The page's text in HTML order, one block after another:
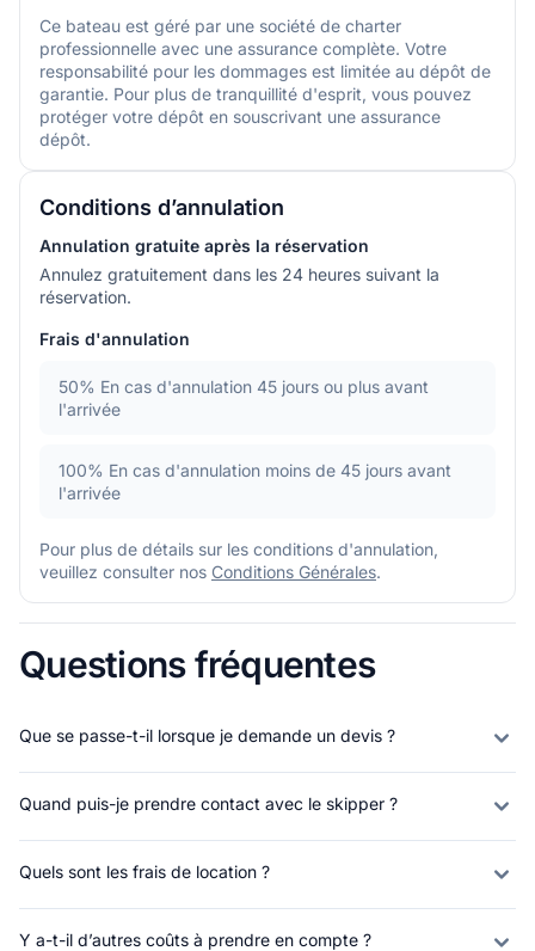
Ce bateau est géré par une société de charter
professionnelle avec une assurance complète. Votre
responsabilité pour les dommages est limitée au dépôt de
garantie. Pour plus de tranquillité d'esprit, vous pouvez
protéger votre dépôt en souscrivant une assurance
dépôt.
Conditions d’annulation
Annulation gratuite après la réservation
Annulez gratuitement dans les 24 heures suivant la
réservation.
Frais d'annulation
50% En cas d'annulation 45 jours ou plus avant
l'arrivée
100% En cas d'annulation moins de 45 jours avant
l'arrivée
Pour plus de détails sur les conditions d'annulation,
veuillez consulter nos Conditions Générales.
Questions fréquentes
Que se passe-t-il lorsque je demande un devis ?
Quand puis-je prendre contact avec le skipper ?
Quels sont les frais de location ?
Y a-t-il d’autres coûts à prendre en compte ?